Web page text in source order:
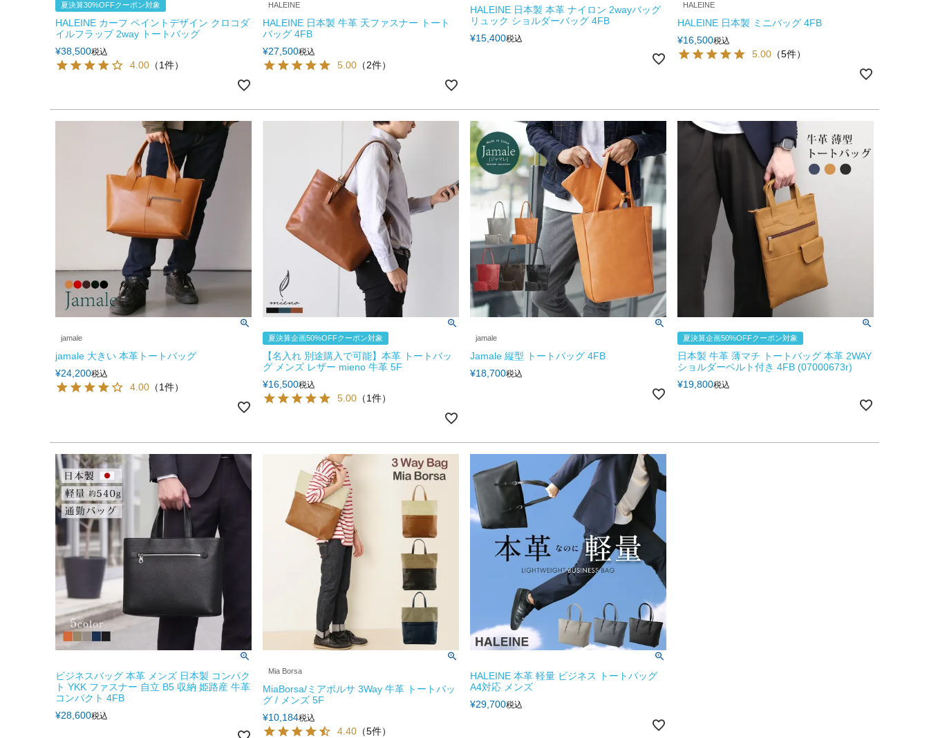
夏決算30%OFFクーポン対象
HALEINE カーフ ペイントデザイン クロコダ
イルフラップ 2way トートバッグ
¥38,500税込
4.00 （1件）
HALEINE
HALEINE 日本製 牛革 天ファスナー トート
バッグ 4FB
¥27,500税込
5.00 （2件）
HALEINE 日本製 本革 ナイロン 2wayバッグ
リュック ショルダーバッグ 4FB
¥15,400税込
HALEINE
HALEINE 日本製 ミニバッグ 4FB
¥16,500税込
5.00 （5件）
jamale
jamale 大きい 本革トートバッグ
¥24,200税込
4.00 （1件）
夏決算企画50%OFFクーポン対象
【名入れ 別途購入で可能】本革 トートバッ
グ メンズ レザー mieno 牛革 5F
¥16,500税込
5.00 （1件）
jamale
Jamale 縦型 トートバッグ 4FB
¥18,700税込
夏決算企画50%OFFクーポン対象
日本製 牛革 薄マチ トートバッグ 本革 2WAY
ショルダーベルト付き 4FB (07000673r)
¥19,800税込
ビジネスバッグ 本革 メンズ 日本製 コンパク
ト YKK ファスナー 自立 B5 収納 姫路産 牛革
コンパクト 4FB
¥28,600税込
Mia Borsa
MiaBorsa/ミアボルサ 3Way 牛革 トートバッ
グ / メンズ 5F
¥10,184税込
4.40 （5件）
HALEINE 本革 軽量 ビジネス トートバッグ
A4対応 メンズ
¥29,700税込